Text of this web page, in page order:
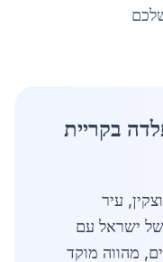
בקריית
קריית מוצקין, עיר
של ישראל עם
כ-40,590 תושבים, מהווה מוקד